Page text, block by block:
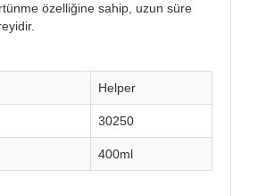
özelliğine sahip, uzun süre
Helper
30250
400ml